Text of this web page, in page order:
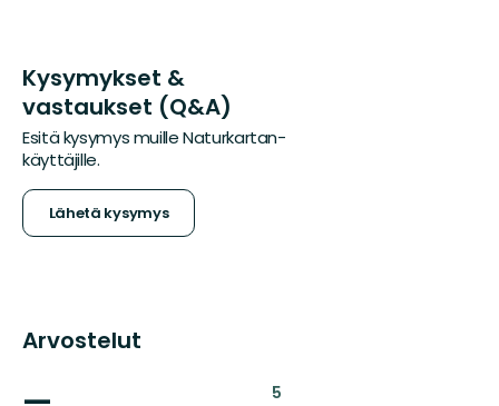
Kysymykset &
vastaukset (Q&A)
Esitä kysymys muille Naturkartan-
käyttäjille.
Lähetä kysymys
Arvostelut
5: